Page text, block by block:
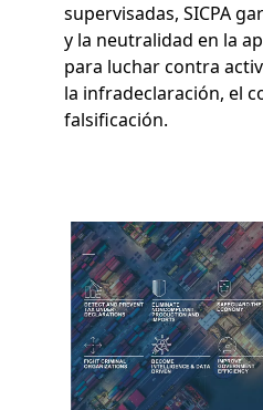
supervisadas, SICPA
y la neutralidad en la
para luchar contra
la infradeclaración, el
falsificación.
Imagen